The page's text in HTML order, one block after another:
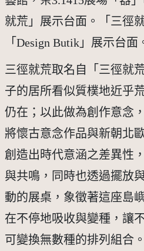
就荒」展示台面。「三徑
「Design Butik」展示台面
三徑就荒取名自「三徑就
子的居所看似質樸地近乎
仍在；以此做為創作意念
將懷古意念作品與新朝北
創造出時代意涵之差異性
與共鳴，同時也透過擺放
動的展桌，象徵著這座島
在不停地吸收與變種，讓
可變換無數種的排列組合